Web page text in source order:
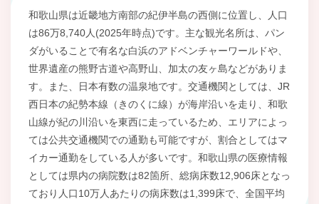
和歌山県は近畿地方南部の紀伊半島の西側に位置し、人口
は86万8,740人(2025年時点)です。主な観光名所は、パン
ダがいることで有名な白浜のアドベンチャーワールドや、
世界遺産の熊野古道や高野山、加太の友ヶ島などがありま
す。また、日本有数の温泉地です。交通機関としては、JR
西日本の紀勢本線（きのくに線）が海岸沿いを走り、和歌
山線が紀の川沿いを東西に走っているため、エリアによっ
ては公共交通機関での通勤も可能ですが、割合としてはマ
イカー通勤をしている人が多いです。和歌山県の医療情報
としては県内の病院数は82箇所、総病床数12,906床となっ
ており人口10万人あたりの病床数は1,399床で、全国平均